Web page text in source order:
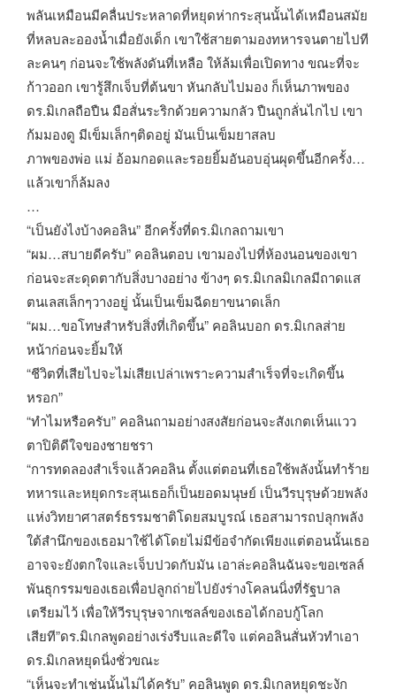
พลันเหมือนมีคลื่นประหลาดที่หยุดห่ากระสุนนั้นได้เหมือนสมัย
ที่หลบละอองน้ำเมื่อยังเด็ก เขาใช้สายตามองทหารจนตายไปที
ละคนๆ ก่อนจะใช้พลังดันที่เหลือ ให้ล้มเพื่อเปิดทาง ขณะที่จะ
ก้าวออก เขารู้สึกเจ็บที่ต้นขา หันกลับไปมอง ก็เห็นภาพของ
ดร.มิเกลถือปืน มือสั่นระริกด้วยความกลัว ปืนถูกลั่นไกไป เขา
ก้มมองดู มีเข็มเล็กๆติดอยู่ มันเป็นเข็มยาสลบ
ภาพของพ่อ แม่ อ้อมกอดและรอยยิ้มอันอบอุ่นผุดขึ้นอีกครั้ง…
แล้วเขาก็ล้มลง
…
“เป็นยังไงบ้างคอลิน” อีกครั้งที่ดร.มิเกลถามเขา
“ผม…สบายดีครับ” คอลินตอบ เขามองไปที่ห้องนอนของเขา
ก่อนจะสะดุดตากับสิ่งบางอย่าง ข้างๆ ดร.มิเกลมิเกลมีถาดแส
ตนเลสเล็กๆวางอยู่ นั้นเป็นเข็มฉีดยาขนาดเล็ก
“ผม…ขอโทษสำหรับสิ่งที่เกิดขึ้น” คอลินบอก ดร.มิเกลส่าย
หน้าก่อนจะยิ้มให้
“ชีวิตที่เสียไปจะไม่เสียเปล่าเพราะความสำเร็จที่จะเกิดขึ้น
หรอก”
“ทำไมหรือครับ” คอลินถามอย่างสงสัยก่อนจะสังเกตเห็นแวว
ตาปิติดีใจของชายชรา
“การทดลองสำเร็จแล้วคอลิน ตั้งแต่ตอนที่เธอใช้พลังนั้นทำร้าย
ทหารและหยุดกระสุนเธอก็เป็นยอดมนุษย์ เป็นวีรบุรุษด้วยพลัง
แห่งวิทยาศาสตร์ธรรมชาติโดยสมบูรณ์ เธอสามารถปลุกพลัง
ใต้สำนึกของเธอมาใช้ได้โดยไม่มีข้อจำกัดเพียงแต่ตอนนั้นเธอ
อาจจะยังตกใจและเจ็บปวดกับมัน เอาล่ะคอลินฉันจะขอเซลล์
พันธุกรรมของเธอเพื่อปลูกถ่ายไปยังร่างโคลนนิ่งที่รัฐบาล
เตรียมไว้ เพื่อให้วีรบุรุษจากเซลล์ของเธอได้กอบกู้โลก
เสียที”ดร.มิเกลพูดอย่างเร่งรีบและดีใจ แต่คอลินสั่นหัวทำเอา
ดร.มิเกลหยุดนิ่งชั่วขณะ
“เห็นจะทำเช่นนั้นไม่ได้ครับ” คอลินพูด ดร.มิเกลหยุดชะงัก